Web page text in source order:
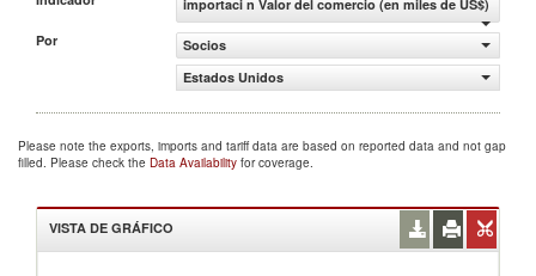
importaci n Valor del comercio (en miles de US$)
Por
Socios
Estados Unidos
Please note the exports, imports and tariff data are based on reported data and not gap
filled. Please check the Data Availability for coverage.
VISTA DE GRÁFICO